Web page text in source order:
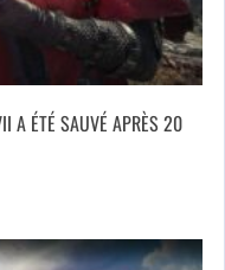
A ÉTÉ SAUVÉ APRÈS 20